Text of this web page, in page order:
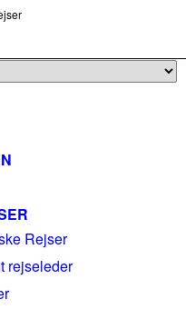
Rejser
rejseleder